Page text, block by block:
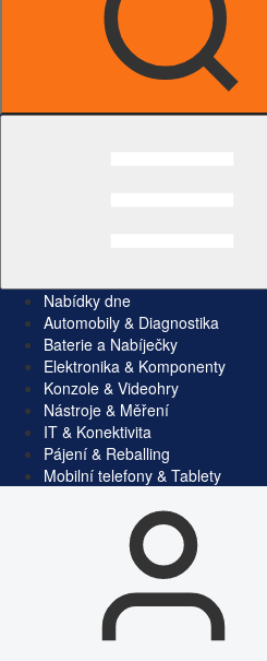
Nabídky dne
Automobily & Diagnostika
Baterie a Nabíječky
Elektronika & Komponenty
Konzole & Videohry
Nástroje & Měření
IT & Konektivita
Pájení & Reballing
Mobilní telefony & Tablety